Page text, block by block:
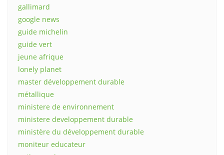
gallimard
google news
guide michelin
guide vert
jeune afrique
lonely planet
master développement durable
métallique
ministere de environnement
ministere developpement durable
ministère du développement durable
moniteur educateur